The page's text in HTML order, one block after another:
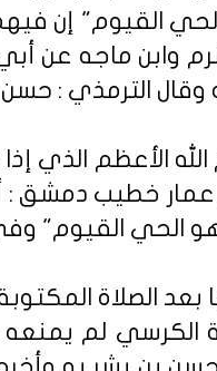
الحي القيوم" إن
وابن ماجه عن
وقال الترمذي :
الأعظم الذي
خطيب دمشق : أما
هو الحي
الصلاة
الكرسي لم